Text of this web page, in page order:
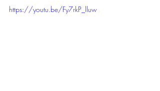
https://youtu.be/Fy7rkP_lluw